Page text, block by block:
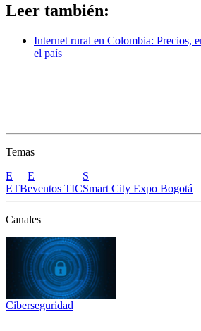
Leer también:
Internet rural en Colombia: Precios,
el país
Temas
E
ETB
E
eventos TIC
S
Smart City Expo Bogotá
Canales
Ciberseguridad